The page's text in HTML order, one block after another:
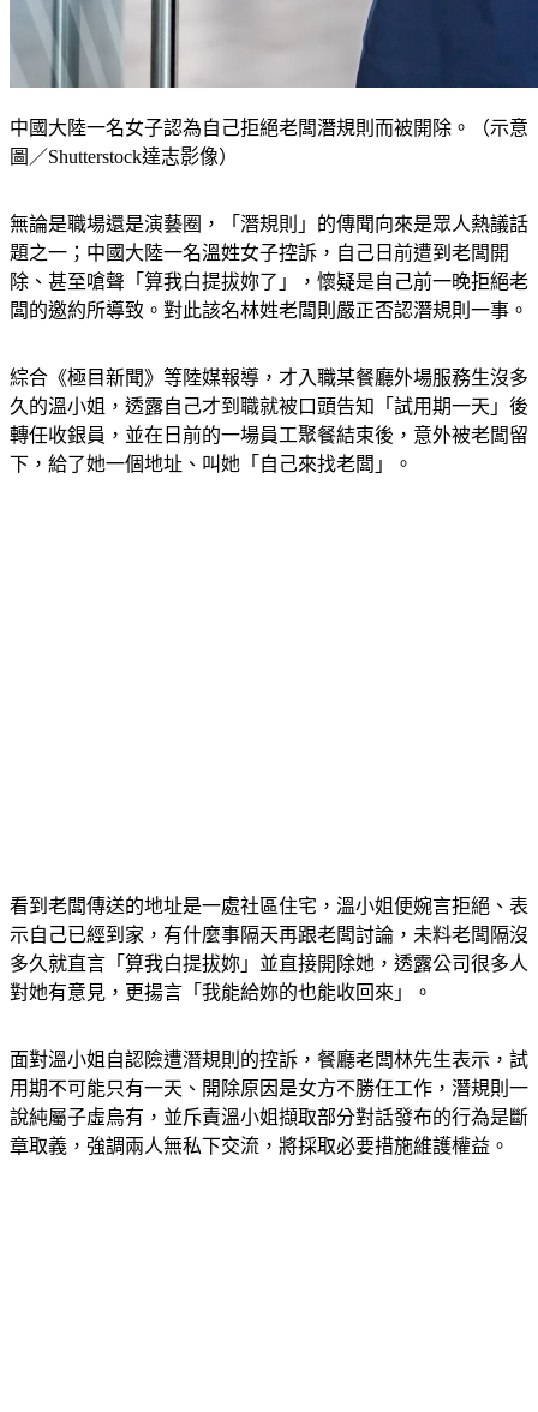
中國大陸一名女子認為自己拒絕老闆潛規則而被開除。（示意
圖／Shutterstock達志影像）
無論是職場還是演藝圈，「潛規則」的傳聞向來是眾人熱議話
題之一；中國大陸一名溫姓女子控訴，自己日前遭到老闆開
除、甚至嗆聲「算我白提拔妳了」，懷疑是自己前一晚拒絕老
闆的邀約所導致。對此該名林姓老闆則嚴正否認潛規則一事。
綜合《極目新聞》等陸媒報導，才入職某餐廳外場服務生沒多
久的溫小姐，透露自己才到職就被口頭告知「試用期一天」後
轉任收銀員，並在日前的一場員工聚餐結束後，意外被老闆留
下，給了她一個地址、叫她「自己來找老闆」。
看到老闆傳送的地址是一處社區住宅，溫小姐便婉言拒絕、表
示自己已經到家，有什麼事隔天再跟老闆討論，未料老闆隔沒
多久就直言「算我白提拔妳」並直接開除她，透露公司很多人
對她有意見，更揚言「我能給妳的也能收回來」。
面對溫小姐自認險遭潛規則的控訴，餐廳老闆林先生表示，試
用期不可能只有一天、開除原因是女方不勝任工作，潛規則一
說純屬子虛烏有，並斥責溫小姐擷取部分對話發布的行為是斷
章取義，強調兩人無私下交流，將採取必要措施維護權益。